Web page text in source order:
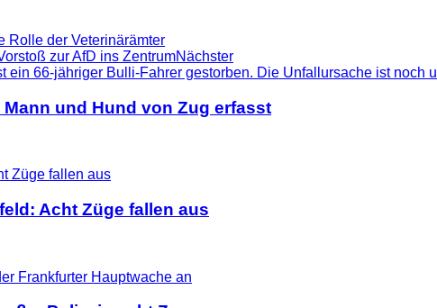
Rolle der Veterinärämter
zur AfD ins ZentrumNächster
und Hund von Zug erfasst
Acht Züge fallen aus